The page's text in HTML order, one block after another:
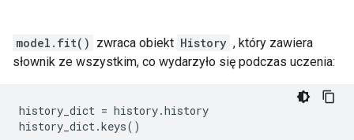
model.fit() zwraca obiekt History , który zawiera
słownik ze wszystkim, co wydarzyło się podczas uczenia:
history_dict = history.history
history_dict.keys()